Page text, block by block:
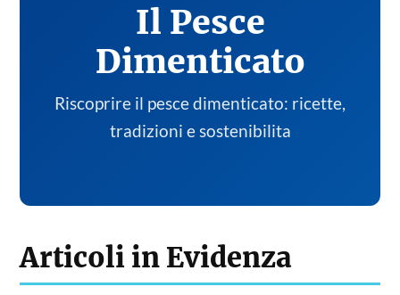
Il Pesce
Dimenticato
Riscoprire il pesce dimenticato: ricette,
tradizioni e sostenibilita
Articoli in Evidenza